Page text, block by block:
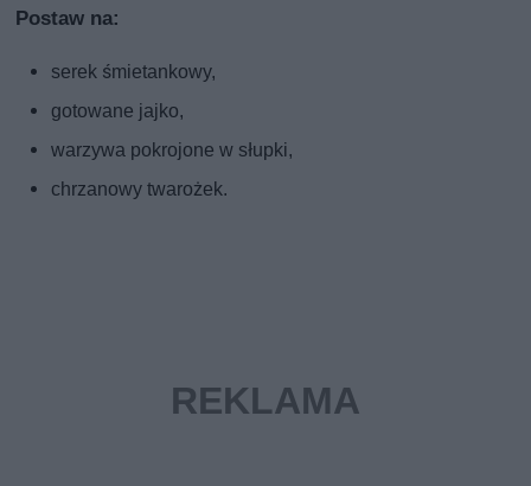
Postaw na:
serek śmietankowy,
gotowane jajko,
warzywa pokrojone w słupki,
chrzanowy twarożek.